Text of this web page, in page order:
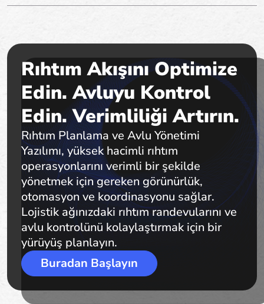
Rıhtım Akışını Optimize
Edin. Avluyu Kontrol
Edin. Verimliliği Artırın.
Rıhtım Planlama ve Avlu Yönetimi
Yazılımı, yüksek hacimli rıhtım
operasyonlarını verimli bir şekilde
yönetmek için gereken görünürlük,
otomasyon ve koordinasyonu sağlar.
Lojistik ağınızdaki rıhtım randevularını ve
avlu kontrolünü kolaylaştırmak için bir
yürüyüş planlayın.
Buradan Başlayın